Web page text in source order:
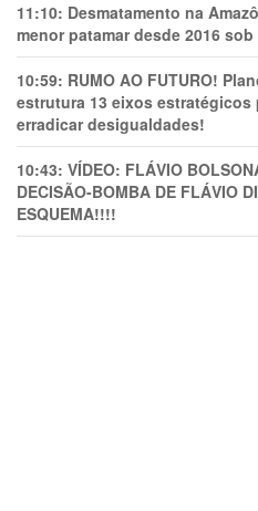
11:10: Desmatamento na
menor patamar desde 2016
10:59: RUMO AO FUTURO!
estrutura 13 eixos
erradicar desigualdades!
10:43: VÍDEO: FLÁVIO
DECISÃO-BOMBA DE FLÁVIO
ESQUEMA!!!!